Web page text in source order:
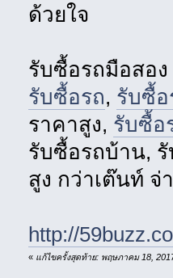
ด้วยใจ
รับซื้อรถมือสอง
รับซื้อรถ, รับซื้
ราคาสูง, รับซื้อ
รับซื้อรถบ้าน,
สูง กว่าเต๊นท์ จ่
http://
« แก้ไขครั้งสุดท้าย: พฤษภาคม 18,